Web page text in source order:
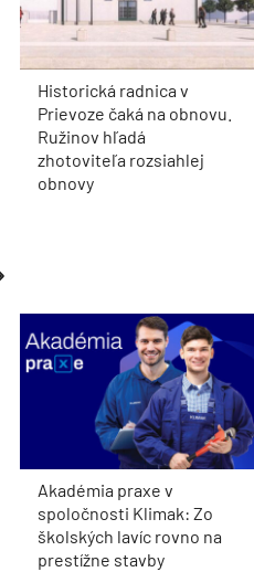
Historická radnica v
Prievoze čaká na obnovu.
Ružinov hľadá
zhotoviteľa rozsiahlej
obnovy
Akadémia praxe v
spoločnosti Klimak: Zo
školských lavíc rovno na
prestížne stavby